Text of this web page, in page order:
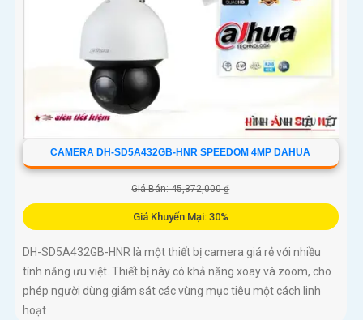
CAMERA DH-SD5A432GB-HNR SPEEDOM 4MP DAHUA
Giá Bán: 45,372,000 ₫
Giá Khuyến Mại: 30%
DH-SD5A432GB-HNR là một thiết bị camera giá rẻ với nhiều
tính năng ưu việt. Thiết bị này có khả năng xoay và zoom, cho
phép người dùng giám sát các vùng mục tiêu một cách linh
hoạt